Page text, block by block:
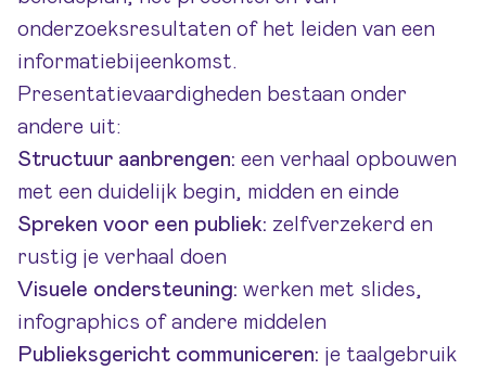
onderzoeksresultaten of het leiden van een
informatiebijeenkomst.
Presentatievaardigheden bestaan onder
andere uit:
Structuur aanbrengen: een verhaal opbouwen
met een duidelijk begin, midden en einde
Spreken voor een publiek: zelfverzekerd en
rustig je verhaal doen
Visuele ondersteuning: werken met slides,
infographics of andere middelen
Publieksgericht communiceren: je taalgebruik